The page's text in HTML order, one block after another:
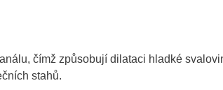
čímž způsobují dilataci hladké
stahů.